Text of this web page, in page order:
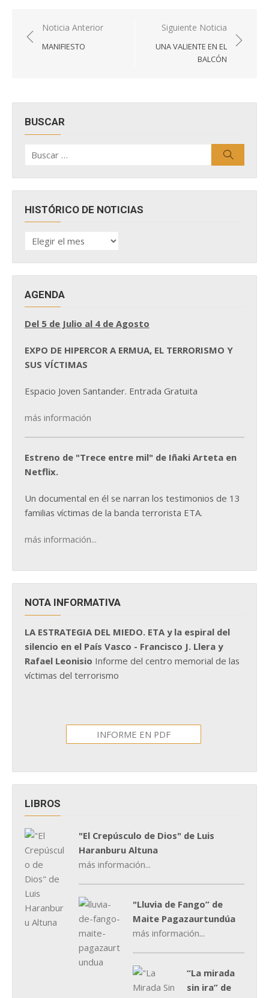
Navegación
de
Noticia Anterior
MANIFIESTO
Siguiente Noticia
UNA VALIENTE EN EL
BALCÓN
BUSCAR
por:
HISTÓRICO DE NOTICIAS
HISTÓRICO
DE
AGENDA
Del 5 de Julio al 4 de Agosto
EXPO DE HIPERCOR A ERMUA, EL TERRORISMO Y
SUS VÍCTIMAS
Espacio Joven Santander. Entrada Gratuita
más información
Estreno de "Trece entre mil" de Iñaki Arteta en
Netflix.
Un documental en él se narran los testimonios de 13
familias víctimas de la banda terrorista ETA.
más información...
NOTA INFORMATIVA
LA ESTRATEGIA DEL MIEDO. ETA y la espiral del
silencio en el País Vasco - Francisco J. Llera y
Rafael Leonisio Informe del centro memorial de las
víctimas del terrorismo
INFORME EN PDF
LIBROS
"El Crepúsculo de Dios" de Luis
Haranburu Altuna
más información...
"Lluvia de Fango” de
Maite Pagazaurtundúa
más información...
“La mirada
sin ira” de